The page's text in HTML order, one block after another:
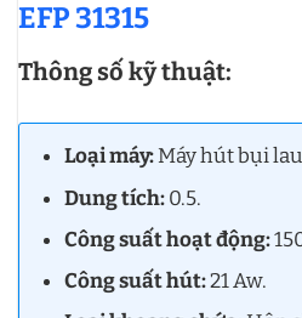
EFP 31315
Thông số kỹ thuật:
Loại máy:Máy hút bụi
Dung tích:0.5.
Công suất hoạt động:
Công suất hút:21 Aw.